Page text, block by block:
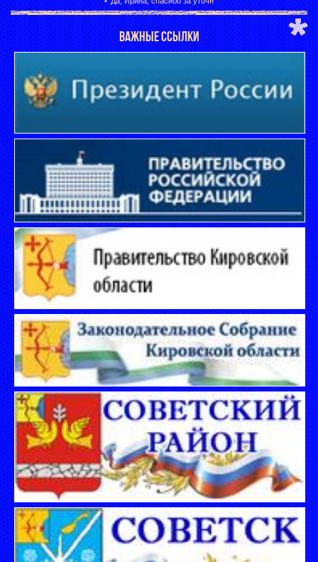
ВАЖНЫЕ ССЫЛКИ